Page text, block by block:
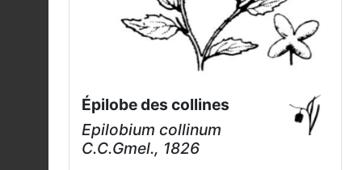
Épilobe des collines
Epilobium collinum
C.C.Gmel., 1826